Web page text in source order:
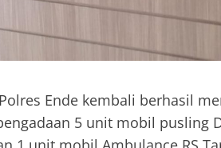
Polres Ende kembali berhasil
5 unit mobil pusling